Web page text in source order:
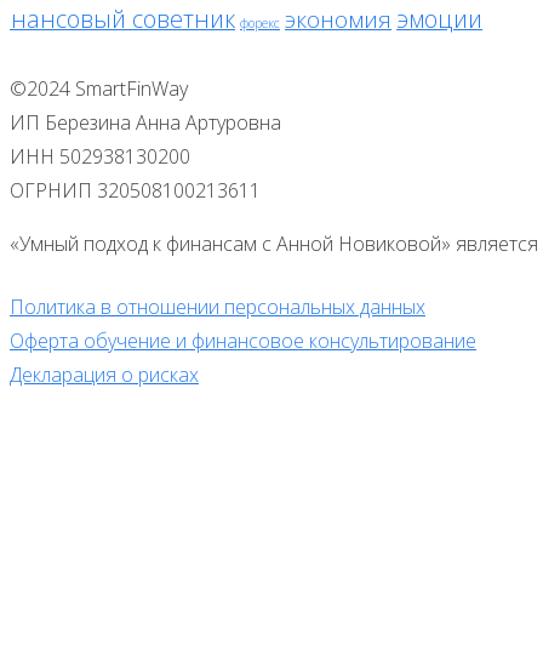
советник форекс экономия эмоции
©2024 SmartFinWay
ИП Березина Анна Артуровна
ИНН 502938130200
ОГРНИП 320508100213611
«Умный подход к финансам с Анной Новиковой»
Политика в отношении персональных данных
Оферта обучение и финансовое консультирование
Декларация о рисках